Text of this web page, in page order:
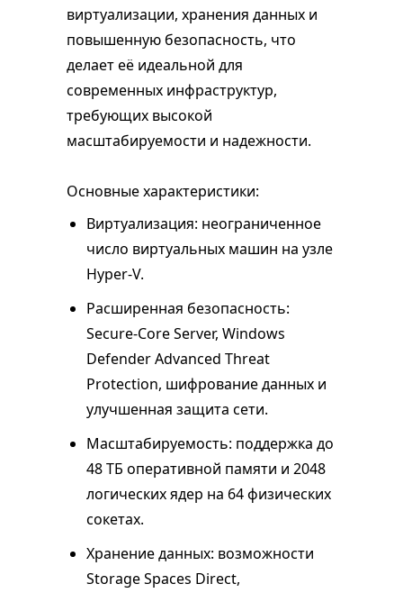
виртуализации, хранения данных и
повышенную безопасность, что
делает её идеальной для
современных инфраструктур,
требующих высокой
масштабируемости и надежности.
Основные характеристики:
Виртуализация: неограниченное
число виртуальных машин на узле
Hyper-V.
Расширенная безопасность:
Secure-Core Server, Windows
Defender Advanced Threat
Protection, шифрование данных и
улучшенная защита сети.
Масштабируемость: поддержка до
48 ТБ оперативной памяти и 2048
логических ядер на 64 физических
сокетах.
Хранение данных: возможности
Storage Spaces Direct,